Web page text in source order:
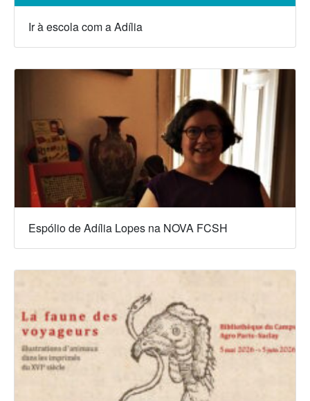
Ir à escola com a Adília
Espólio de Adília Lopes na NOVA FCSH